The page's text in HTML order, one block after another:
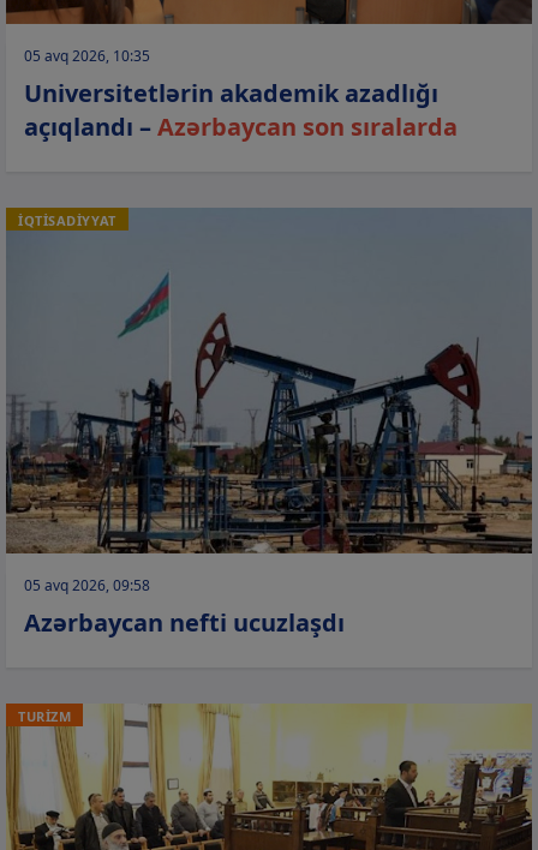
05 avq 2026, 10:35
Universitetlərin akademik azadlığı
açıqlandı –Azərbaycan son sıralarda
İQTİSADİYYAT
05 avq 2026, 09:58
Azərbaycan nefti ucuzlaşdı
TURİZM